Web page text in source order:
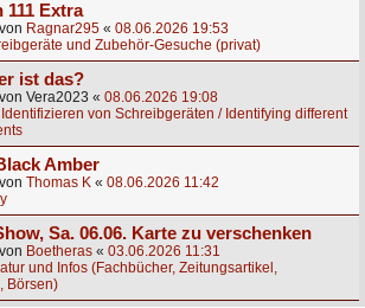
111 Extra
Ragnar295 « 08.06.2026 19:53
und Zubehör-Gesuche (privat)
ist das?
Vera2023 « 08.06.2026 19:08
Identifizieren von Schreibgeräten / Identifying different
Amber
Thomas K « 08.06.2026 11:42
Sa. 06.06. Karte zu verschenken
Boetheras « 03.06.2026 11:31
und Infos (Fachbücher, Zeitungsartikel,
Börsen)